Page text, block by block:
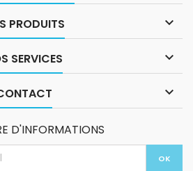
PRODUITS 
SERVICES 

D'INFORMATIONS